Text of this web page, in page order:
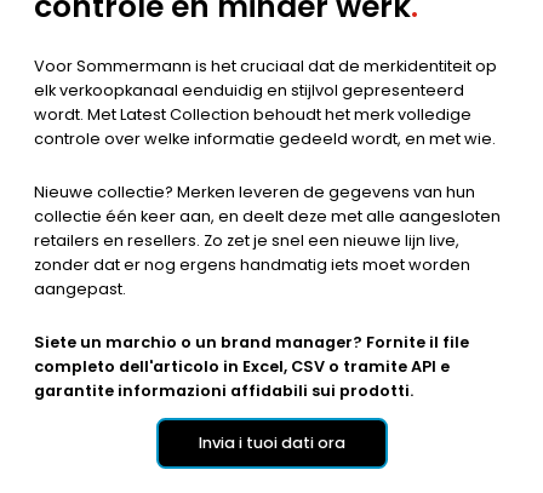
Voor Sommermann is het cruciaal dat de merkidentiteit op
elk verkoopkanaal eenduidig en stijlvol gepresenteerd
wordt. Met Latest Collection behoudt het merk volledige
controle over welke informatie gedeeld wordt, en met wie.
Nieuwe collectie? Merken leveren de gegevens van hun
collectie één keer aan, en deelt deze met alle aangesloten
retailers en resellers. Zo zet je snel een nieuwe lijn live,
zonder dat er nog ergens handmatig iets moet worden
aangepast.
Siete un marchio o un brand manager? Fornite il file
completo dell'articolo in Excel, CSV o tramite API e
garantite informazioni affidabili sui prodotti.
Invia i tuoi dati ora